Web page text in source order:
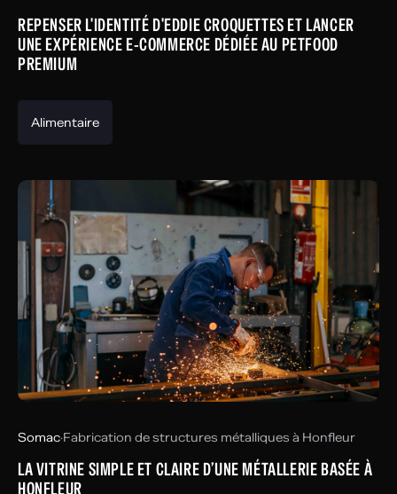
REPENSER L'IDENTITÉ D'EDDIE CROQUETTES ET LANCER
UNE EXPÉRIENCE E-COMMERCE DÉDIÉE AU PETFOOD
PREMIUM
Alimentaire
Somac·Fabrication de structures métalliques à Honfleur
LA VITRINE SIMPLE ET CLAIRE D’UNE MÉTALLERIE BASÉE À
HONFLEUR